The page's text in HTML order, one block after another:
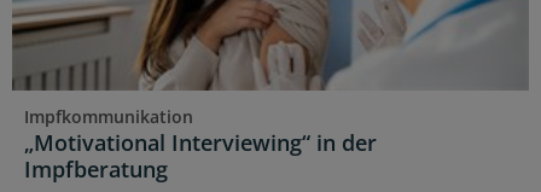
Impfkommunikation
„Motivational Interviewing“ in der
Impfberatung